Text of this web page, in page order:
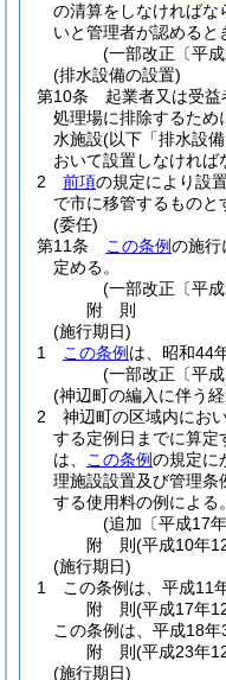
の清算をしなければな
いと管理者が認めると
(一部改正〔平
(排水設備の設置)
第10条
起業者又は受
処理場に排除するため
水施設(以下「排水設
おいて設置しなければ
2
前項の規定により設
で市に移管するものと
(委任)
第11条
この条例の施行
定める。
(一部改正〔平
附 則
(施行期日)
1
この条例 は、昭和44
(一部改正〔平
(神辺町の編入に伴う
2
神辺町の区域内にお
する定例日までに算定
は、
この条例の規定に
理施設設置及び管理条
する使用料の例による。
(追加〔平成17
附 則(平成10年
(施行期日)
1
この条例は、平成11
附 則(平成17年
この条例は、平成18年
附 則(平成23年
(施行期日)